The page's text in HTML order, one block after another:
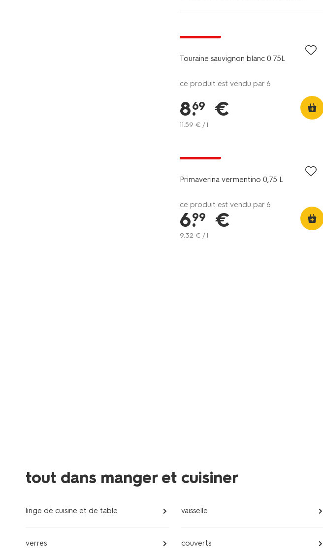
Touraine sauvignon blanc 0.75L
ce produit est vendu par 6
8.
69 €
11.59 € / l
Primaverina vermentino 0,75 L
ce produit est vendu par 6
6.
99 €
9.32 € / l
tout dans manger et cuisiner
linge de cuisine et de table vaisselle
verres couverts